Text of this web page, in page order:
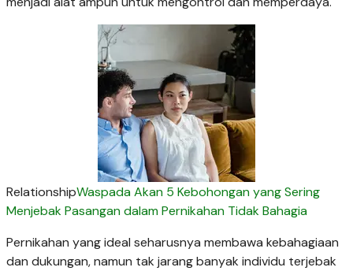
RelationshipWaspada Akan 5 Kebohongan yang Sering
Menjebak Pasangan dalam Pernikahan Tidak Bahagia
Pernikahan yang ideal seharusnya membawa kebahagiaan
dan dukungan, namun tak jarang banyak individu terjebak